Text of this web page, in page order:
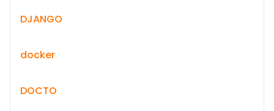
DJANGO
docker
DOCTO